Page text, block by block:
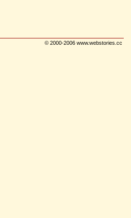
© 2000-2006 www.webstories.cc